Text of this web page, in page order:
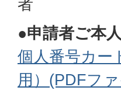
者
●申請者ご本
個人番号カー
用）(PDFフ